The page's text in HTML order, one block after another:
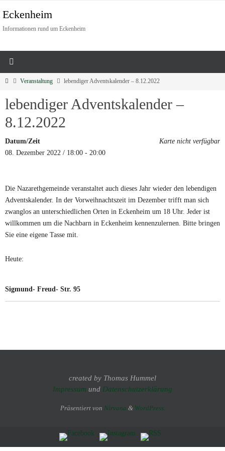
Eckenheim
Informationen rund um Eckenheim
Veranstaltung lebendiger Adventskalender – 8.12.2022
lebendiger Adventskalender –
8.12.2022
Karte nicht verfügbar
Datum/Zeit
08. Dezember 2022 / 18:00 - 20:00
Die Nazarethgemeinde veranstaltet auch dieses Jahr wieder den lebendigen
Adventskalender. In der Vorweihnachtszeit im Dezember trifft man sich
zwanglos an unterschiedlichen Orten in Eckenheim um 18 Uhr. Jeder ist
willkommen um die Nachbarn in Eckenheim kennenzulernen. Bitte bringen
Sie eine eigene Tasse mit.
Heute:
Sigmund- Freud- Str. 95
created by Thomas Hummel
Impressum und Datenschutzerklärung
Präsentiert von Nirvana & WordPress.